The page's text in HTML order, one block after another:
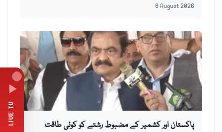
LIVE TV
8 August 2026
پاکستان اور کشمیر کے مضبوط رشتے کو کوئی طاقت